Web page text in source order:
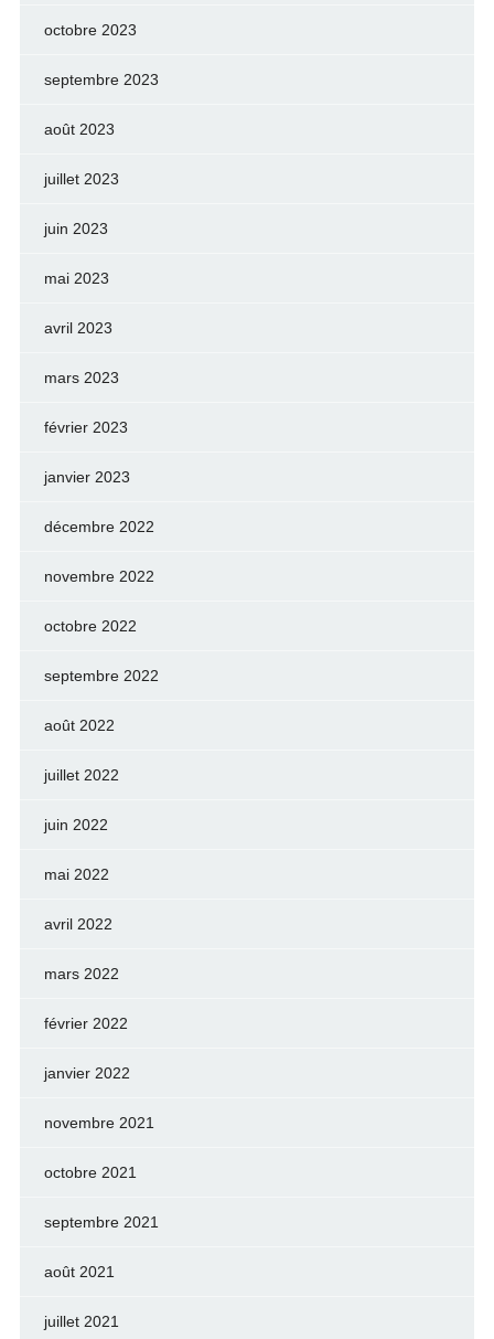
octobre 2023
septembre 2023
août 2023
juillet 2023
juin 2023
mai 2023
avril 2023
mars 2023
février 2023
janvier 2023
décembre 2022
novembre 2022
octobre 2022
septembre 2022
août 2022
juillet 2022
juin 2022
mai 2022
avril 2022
mars 2022
février 2022
janvier 2022
novembre 2021
octobre 2021
septembre 2021
août 2021
juillet 2021